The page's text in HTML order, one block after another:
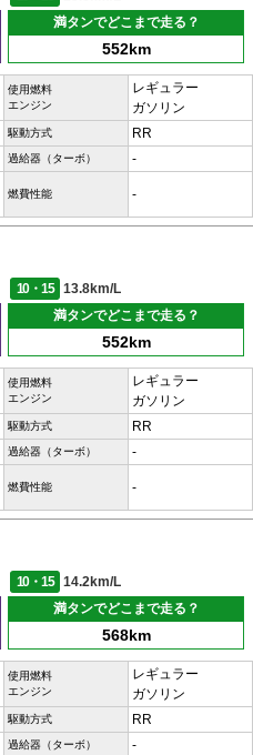
満タンでどこまで走る？
552km
使用燃料
エンジン
レギュラー
ガソリン
駆動方式 RR
過給器（ターボ） -
燃費性能 -
10・15
13.8km/L
満タンでどこまで走る？
552km
使用燃料
エンジン
レギュラー
ガソリン
駆動方式 RR
過給器（ターボ） -
燃費性能 -
10・15
14.2km/L
満タンでどこまで走る？
568km
使用燃料
エンジン
レギュラー
ガソリン
駆動方式 RR
過給器（ターボ） -